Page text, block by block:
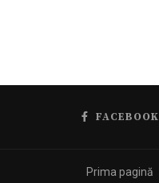
FACEBOOK
Prima pagină